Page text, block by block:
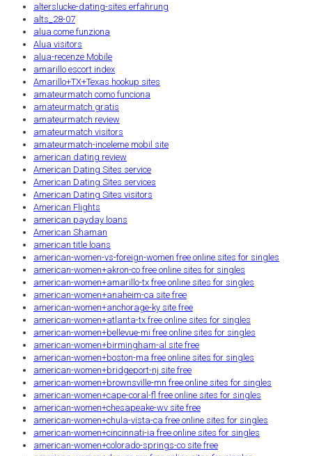
alterslucke-dating-sites erfahrung
alts_28-07
alua come funziona
Alua visitors
alua-recenze Mobile
amarillo escort index
Amarillo+TX+Texas hookup sites
amateurmatch como funciona
amateurmatch gratis
amateurmatch review
amateurmatch visitors
amateurmatch-inceleme mobil site
american dating review
American Dating Sites service
American Dating Sites services
American Dating Sites visitors
American Flights
american payday loans
American Shaman
american title loans
american-women-vs-foreign-women free online sites for singles
american-women+akron-co free online sites for singles
american-women+amarillo-tx free online sites for singles
american-women+anaheim-ca site free
american-women+anchorage-ky site free
american-women+atlanta-tx free online sites for singles
american-women+bellevue-mi free online sites for singles
american-women+birmingham-al site free
american-women+boston-ma free online sites for singles
american-women+bridgeport-nj site free
american-women+brownsville-mn free online sites for singles
american-women+cape-coral-fl free online sites for singles
american-women+chesapeake-wv site free
american-women+chula-vista-ca free online sites for singles
american-women+cincinnati-ia free online sites for singles
american-women+colorado-springs-co site free